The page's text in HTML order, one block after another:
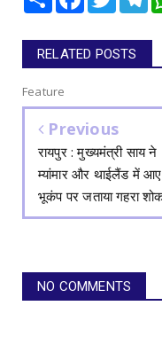
RELATED POSTS
Feature
Previous
रायपुर : मुख्यमंत्री साय ने
म्यांमार और थाईलैंड में आए
भूकंप पर जताया गहरा
NO COMMENTS